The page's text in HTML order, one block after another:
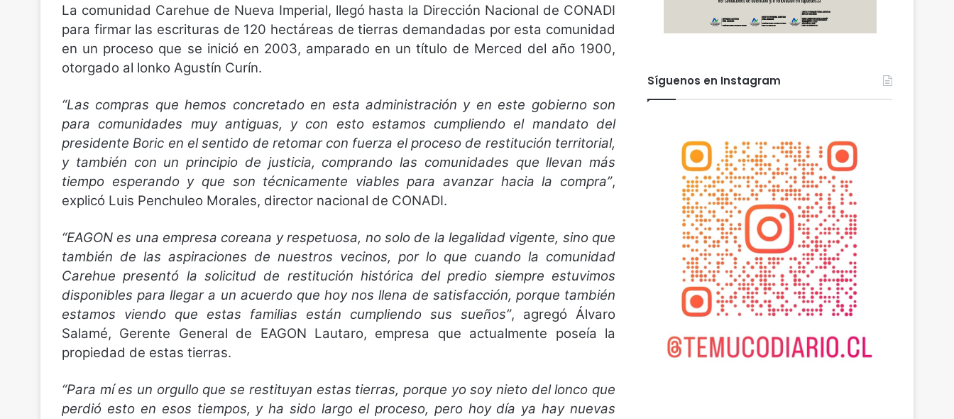
La comunidad Carehue de Nueva Imperial, llegó hasta la Dirección Nacional de CONADI
para firmar las escrituras de 120 hectáreas de tierras demandadas por esta comunidad
en un proceso que se inició en 2003, amparado en un título de Merced del año 1900,
otorgado al lonko Agustín Curín.
“Las compras que hemos concretado en esta administración y en este gobierno son
para comunidades muy antiguas, y con esto estamos cumpliendo el mandato del
presidente Boric en el sentido de retomar con fuerza el proceso de restitución territorial,
y también con un principio de justicia, comprando las comunidades que llevan más
tiempo esperando y que son técnicamente viables para avanzar hacia la compra”,
explicó Luis Penchuleo Morales, director nacional de CONADI.
“EAGON es una empresa coreana y respetuosa, no solo de la legalidad vigente, sino que
también de las aspiraciones de nuestros vecinos, por lo que cuando la comunidad
Carehue presentó la solicitud de restitución histórica del predio siempre estuvimos
disponibles para llegar a un acuerdo que hoy nos llena de satisfacción, porque también
estamos viendo que estas familias están cumpliendo sus sueños”, agregó Álvaro
Salamé, Gerente General de EAGON Lautaro, empresa que actualmente poseía la
propiedad de estas tierras.
“Para mí es un orgullo que se restituyan estas tierras, porque yo soy nieto del lonco que
perdió esto en esos tiempos, y ha sido largo el proceso, pero hoy día ya hay nuevas
Síguenos en Instagram